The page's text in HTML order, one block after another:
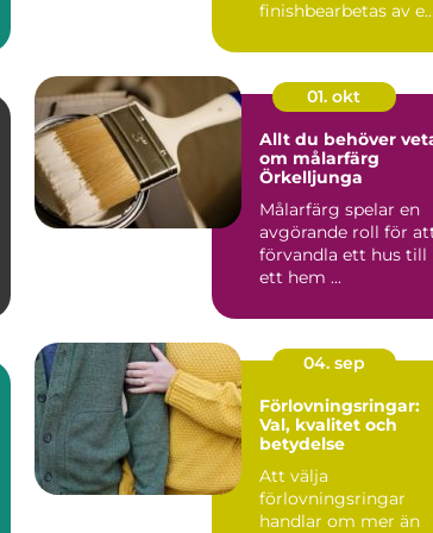
finishbearbetas av en
01. okt
Allt du behöver
om målarfärg
Örkelljunga
Målarfärg spelar en
avgörande roll för
förvandla ett hus till
ett hem ...
04. sep
Förlovningsringar:
Val, kvalitet och
betydelse
Att välja
förlovningsringar
handlar om mer än